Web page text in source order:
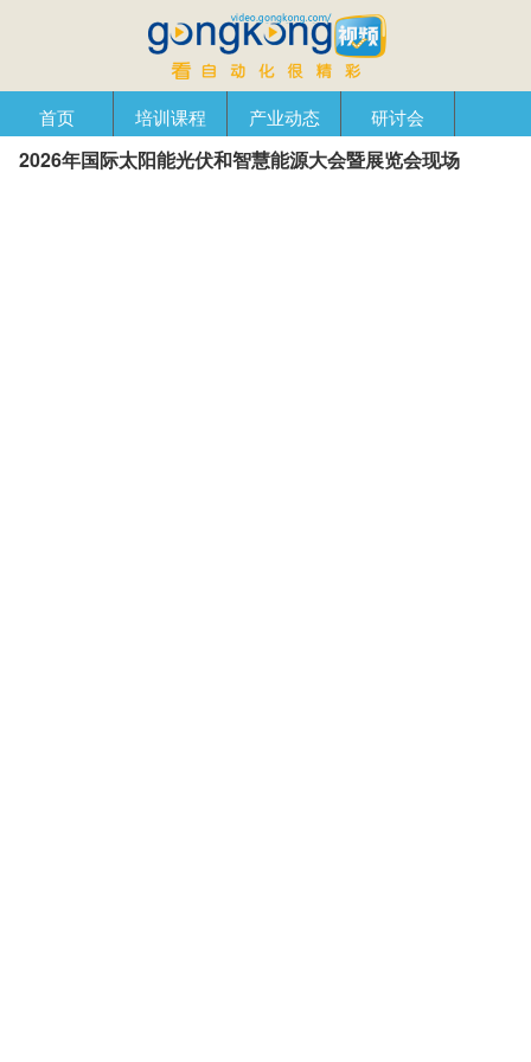
首页 培训课程 产业动态
研讨会
产品在线
自动化播客 创新管理 企业视窗
2026年国际太阳能光伏和智慧能源大会暨展览会现场